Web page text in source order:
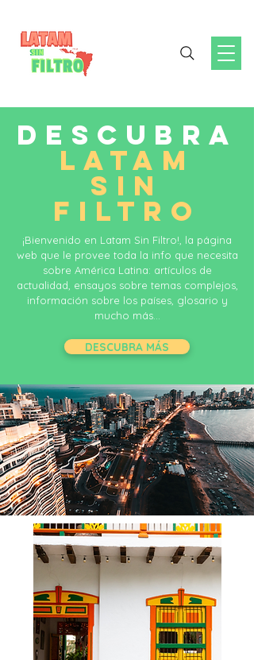
DESCUBRA
LATAM
SIN
FILTRO
¡Bienvenido en Latam Sin Filtro!, la página
web que le provee toda la info que necesita
sobre América Latina: artículos de
actualidad, ensayos sobre temas complejos,
información sobre los países, glosario y
mucho más...
DESCUBRA MÁS